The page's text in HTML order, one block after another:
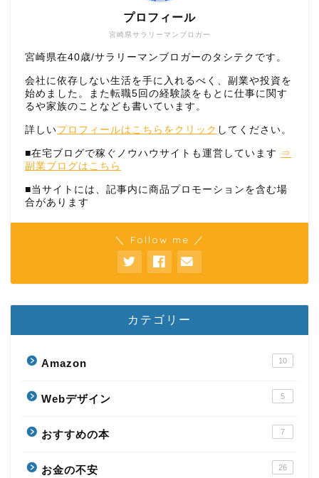
宮崎県サラリーマンブロガー
プロフィール
宮崎県在40歳/サラリーマンブロガーのタシテクです。
会社に依存しない生活を手に入れるべく、副業や投資を
始めました。また転職5回の経験談をもとに仕事に関す
るや家族のことなども書いています。
詳しいプロフィールはこちらをクリック してください。
■在宅ブログで稼ぐノウハウサイトも運営しています ⇒
副業ブログはこちら
■当サイトには、記事内に商品プロモーションを含む場
合があります
＼ Follow me ／
カテゴリー
Amazon 10
Webデザイン 5
おすすめの本 7
お金の不安 26